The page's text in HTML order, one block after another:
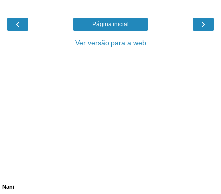
‹ ›
Página inicial
Ver versão para a web
Nani